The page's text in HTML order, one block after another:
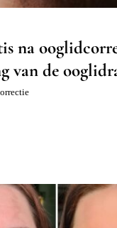
na
van de